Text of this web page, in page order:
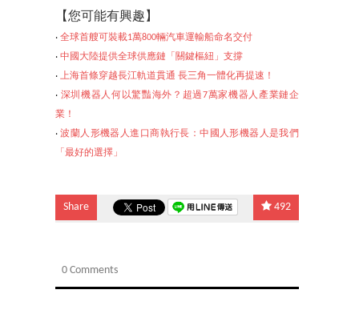
【您可能有興趣】
‧ 全球首艘可裝載1萬800輛汽車運輸船命名交付
‧ 中國大陸提供全球供應鏈「關鍵樞紐」支撐
‧ 上海首條穿越長江軌道貫通 長三角一體化再提速！
‧ 深圳機器人何以驚豔海外？超過7萬家機器人產業鏈企
業！
‧ 波蘭人形機器人進口商執行長：中國人形機器人是我們
「最好的選擇」
Share 492
0 Comments